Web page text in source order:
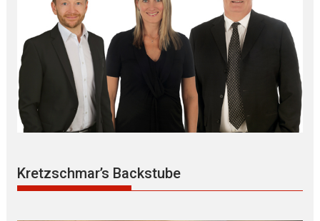
Kretzschmar’s Backstube